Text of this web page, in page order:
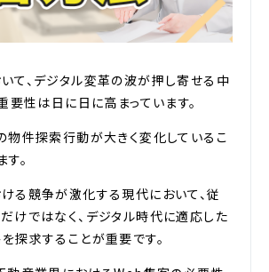
て、デジタル変革の波が押し寄せる中
要性は日に日に高まっています。
物件探索行動が大きく変化しているこ
。
る競争が激化する現代において、従
けではなく、デジタル時代に適応した
探求することが重要です。